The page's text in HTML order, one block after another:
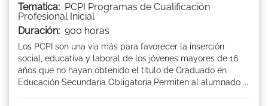
Tematica: PCPI Programas de Cualificación
Profesional Inicial
Duración: 900 horas
Los PCPI son una vía más para favorecer la inserción
social, educativa y laboral de los jóvenes mayores de 16
años que no hayan obtenido el título de Graduado en
Educación Secundaria Obligatoria.Permiten al alumnado ...